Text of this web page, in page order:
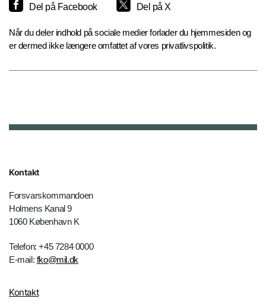
Del på Facebook Del på X
Når du deler indhold på sociale medier forlader du hjemmesiden og
er dermed ikke længere omfattet af vores privatlivspolitik.
Kontakt
Forsvarskommandoen
Holmens Kanal 9
1060 København K
Telefon: +45 7284 0000
E-mail: fko@mil.dk
Kontakt